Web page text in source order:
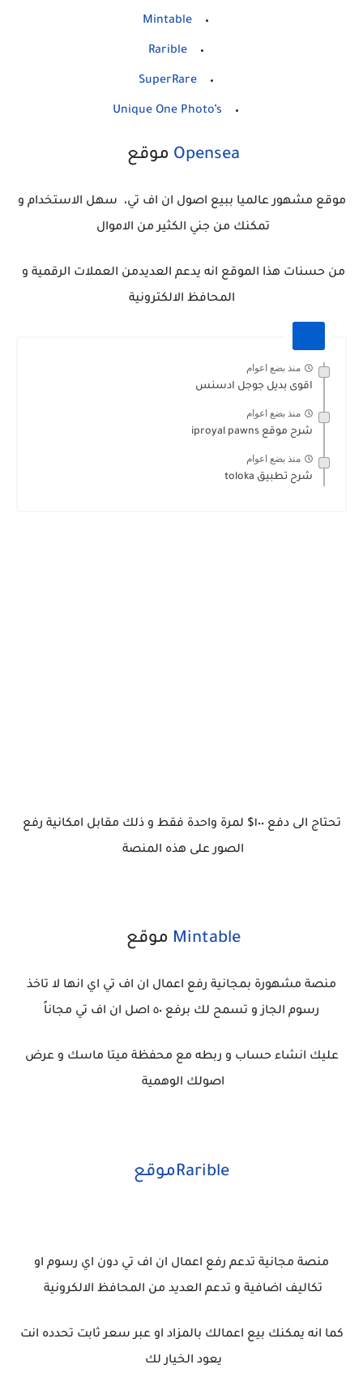
Mintable
Rarible
SuperRare
Unique One Photo’s
Opensea موقع
موقع مشهور عالميا ببيع اصول ان اف تي، سهل الاستخدام و
تمكنك من جني الكثير من الاموال
من حسنات هذا الموقع انه يدعم العديدمن العملات الرقمية و
المحافظ الالكترونية
منذ بضع اعوام
اقوى بديل جوجل ادسنس
منذ بضع اعوام
شرح موقع iproyal pawns
منذ بضع اعوام
شرح تطبيق toloka
تحتاج الى دفع ١٠٠$ لمرة واحدة فقط و ذلك مقابل امكانية رفع
الصور على هذه المنصة
Mintable موقع
منصة مشهورة بمجانية رفع اعمال ان اف تي اي انها لا تاخذ
رسوم الجاز و تسمح لك برفع ٥٠ اصل ان اف تي مجاناً
عليك انشاء حساب و ربطه مع محفظة ميتا ماسك و عرض
اصولك الوهمية
Raribleموقع
منصة مجانية تدعم رفع اعمال ان اف تي دون اي رسوم او
تكاليف اضافية و تدعم العديد من المحافظ الالكرونية
كما انه يمكنك بيع اعمالك بالمزاد او عبر سعر ثابت تحدده انت
يعود الخيار لك